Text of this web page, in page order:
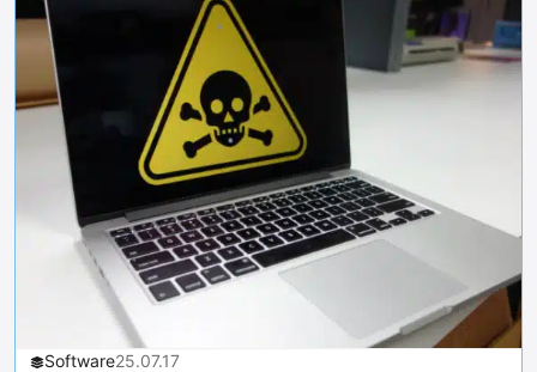
Software25.07.17